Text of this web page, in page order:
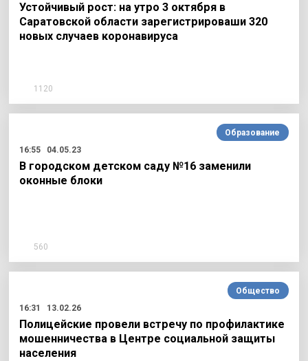
Устойчивый рост: на утро 3 октября в
Саратовской области зарегистрироваши 320
новых случаев коронавируса
1120
Образование
16:55
04.05.23
В городском детском саду №16 заменили
оконные блоки
560
Общество
16:31
13.02.26
Полицейские провели встречу по профилактике
мошенничества в Центре социальной защиты
населения